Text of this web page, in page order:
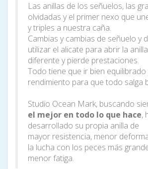
Las anillas de los señuelos, las
olvidadas y el primer nexo que
y triples a nuestra caña.
Cambias y cambias de señuelo y
utilizar el alicate para abrir la
diferente y pierde prestaciones.
Todo tiene que ir bien
rendimiento para que todo salga
Studio Ocean Mark, buscando
el mejor en todo lo que hace,
desarrollado su propia anilla de
mayor resistencia, menor
la lucha con los peces más
menor fatiga.